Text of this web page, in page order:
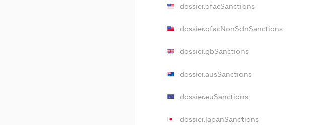
dossier.ofacSanctions
dossier.ofacNonSdnSanctions
dossier.gbSanctions
dossier.ausSanctions
dossier.euSanctions
dossier.japanSanctions